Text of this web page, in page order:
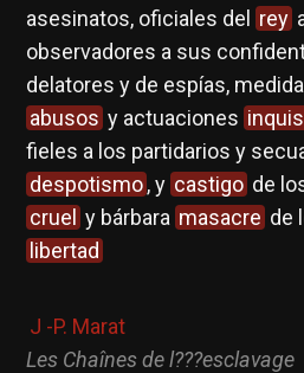
asesinatos, oficiales del
rey
observadores a sus
delatores y de espías,
abusos y actuaciones
fieles a los partidarios y
despotismo, y castigo de
cruel y bárbara masacre de
libertad
J -P. Marat
Les Chaînes de l???esclavage